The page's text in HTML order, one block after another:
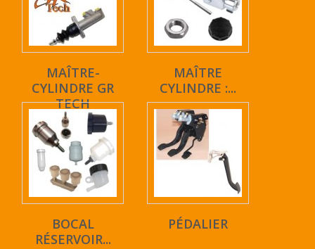
MAÎTRE-
CYLINDRE GR
TECH
MAÎTRE
CYLINDRE :...
BOCAL
RÉSERVOIR...
PÉDALIER